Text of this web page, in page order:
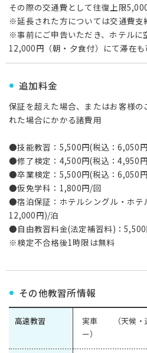
その際の交通費として往復上限
※延長された方については交通費支
※事前にご申告いただき、ホテルに
12,000円（朝・夕食付）にて滞在も
追加料金
保証を超えた場合、またはお客様
れた場合にかかる諸費用
●技能教習：5,500円(税込：6,050
●修了検定：4,500円(税込：4,950
●卒業検定：5,500円(税込：6,050
●仮免学科：1,800円/回
●宿泊保証：ホテルシングル・ホテ
12,000円)/泊
●自由教習料金(法定補習料)：
※検定不合格後1時限は無料
その他教習所情報
高速教習
実車 （天候・道
ー）